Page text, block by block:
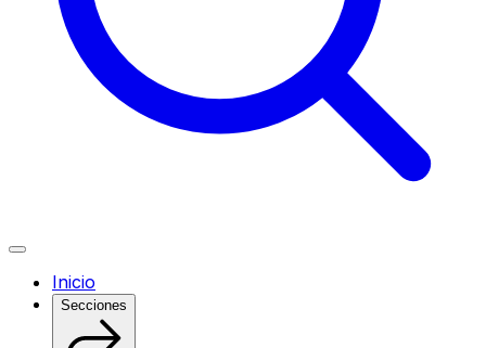
Inicio
Secciones